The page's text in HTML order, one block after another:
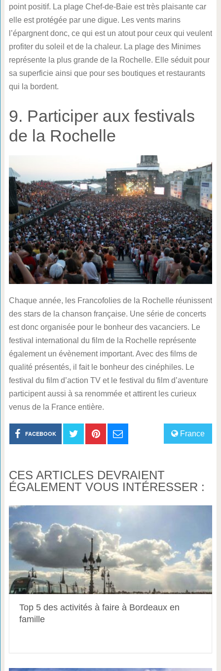
point positif. La plage Chef-de-Baie est très plaisante car
elle est protégée par une digue. Les vents marins
l’épargnent donc, ce qui est un atout pour ceux qui veulent
profiter du soleil et de la chaleur. La plage des Minimes
représente la plus grande de la Rochelle. Elle séduit pour
sa superficie ainsi que pour ses boutiques et restaurants
qui la bordent.
9. Participer aux festivals
de la Rochelle
Chaque année, les Francofolies de la Rochelle réunissent
des stars de la chanson française. Une série de concerts
est donc organisée pour le bonheur des vacanciers. Le
festival international du film de la Rochelle représente
également un évènement important. Avec des films de
qualité présentés, il fait le bonheur des cinéphiles. Le
festival du film d’action TV et le festival du film d’aventure
participent aussi à sa renommée et attirent les curieux
venus de la France entière.
France
FACEBOOK
CES ARTICLES DEVRAIENT
ÉGALEMENT VOUS INTÉRESSER :
Top 5 des activités à faire à Bordeaux en
famille